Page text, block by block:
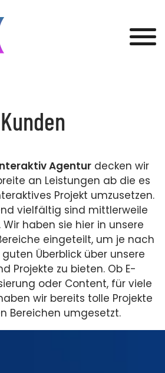
Kunden
Agenturdecken wir
an Leistungen ab die es
Projekt umzusetzen.
vielfältig sind mittlerweile
Wir haben sie hier in unsere
eingeteilt, um je nach
Überblick über unsere
Projekte zu bieten. Ob E-
oder Content, für viele
wir bereits tolle Projekte
Bereichen umgesetzt.